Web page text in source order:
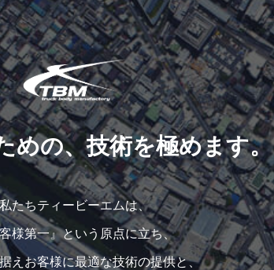
めの、技術を極めます。
たちティービーエムは、
様第一』という原点に立ち、
えお客様に最適な技術の提供と、